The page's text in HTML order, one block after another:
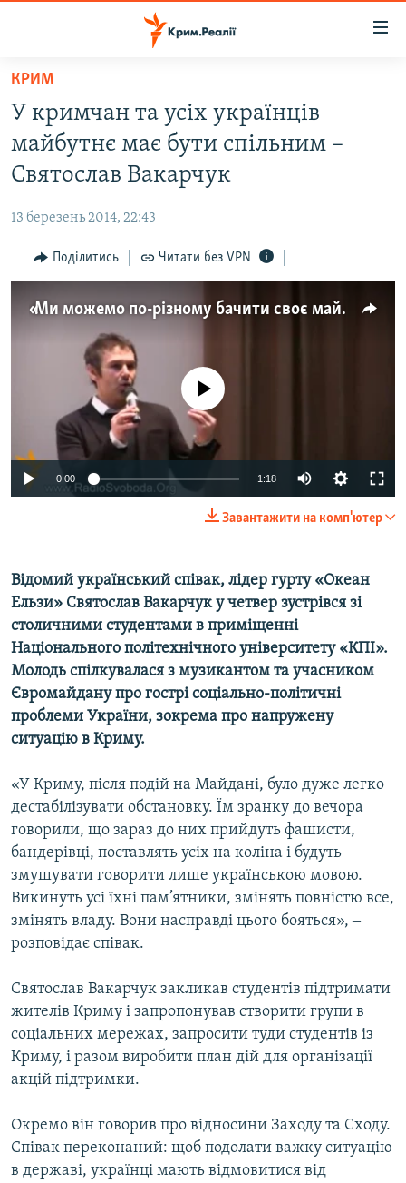
Перейти
основного
матеріалу
Перейти
до
основної
навігації
Перейти
до
пошуку
ВОДА.КРИМ
ВІДЕО ТА ФОТО
БЛОГИ
ПОГЛЯД
СПЕЦПРОЕКТИ
ДЕПОРТАЦІЯ
ВІДЕОУРОКИ «ELIFBE»
СВІДЧЕННЯ ОКУПАЦІЇ
УКРАЇНСЬКА ПРОБЛЕМА КРИМУ
ЯК ОБІЙТИ БЛОКУВАННЯ
Русский
Qırımtatar
Усі сайти RFE/RL
КРИМ
У кримчан та усіх українців
майбутнє має бути спільним –
Святослав Вакарчук
13 березень 2014, 22:43
Поділитись Читати без VPN
«Ми можемо по-різному бачити своє майбутнє, але це майбутнє має бути спільним» ‒ Вакарчук
No media source currently available
0:00 1:18
Завантажити на комп'ютер
Відомий український співак, лідер гурту «Океан
Ельзи» Святослав Вакарчук у четвер зустрівся зі
столичними студентами в приміщенні
Національного політехнічного університету «КПІ».
Молодь спілкувалася з музикантом та учасником
Євромайдану про гострі соціально-політичні
проблеми України, зокрема про напружену
ситуацію в Криму.
«У Криму, після подій на Майдані, було дуже легко
дестабілізувати обстановку. Їм зранку до вечора
говорили, що зараз до них прийдуть фашисти,
бандерівці, поставлять усіх на коліна і будуть
змушувати говорити лише українською мовою.
Викинуть усі їхні пам’ятники, змінять повністю все,
змінять владу. Вони насправді цього бояться», ‒
розповідає співак.
Святослав Вакарчук закликав студентів підтримати
жителів Криму і запропонував створити групи в
соціальних мережах, запросити туди студентів із
Криму, і разом виробити план дій для організації
акцій підтримки.
Окремо він говорив про відносини Заходу та Сходу.
Співак переконаний: щоб подолати важку ситуацію
в державі, українці мають відмовитися від